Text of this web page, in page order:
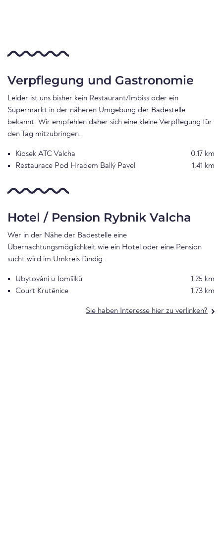
Verpflegung und Gastronomie
Leider ist uns bisher kein Restaurant/Imbiss oder ein
Supermarkt in der näheren Umgebung der Badestelle
bekannt. Wir empfehlen daher sich eine kleine Verpflegung für
den Tag mitzubringen.
Kiosek ATC Valcha
0.17 km
Restaurace Pod Hradem Ballý Pavel
1.41 km
Hotel / Pension Rybnik Valcha
Wer in der Nähe der Badestelle eine
Übernachtungsmöglichkeit wie ein Hotel oder eine Pension
sucht wird im Umkreis fündig.
Ubytování u Tomšíků
1.25 km
Court Krutěnice
1.73 km
Sie haben Interesse hier zu verlinken?